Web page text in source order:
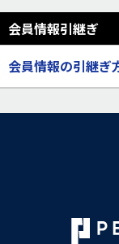
会員情報引継ぎ
会員情報の引継ぎ